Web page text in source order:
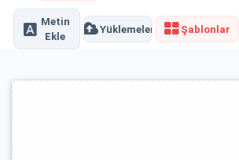
Metin
Ekle
Yüklemeler Şablonlar